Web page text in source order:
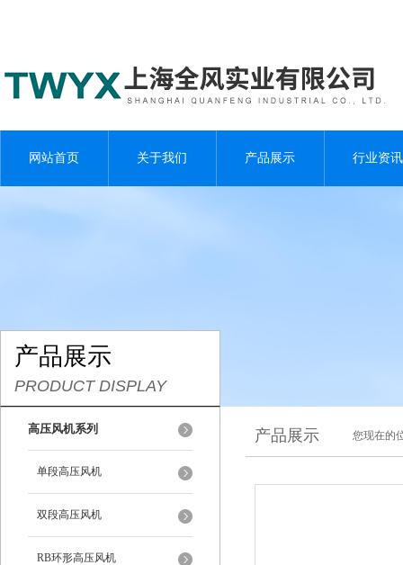
网站首页 关于我们 产品展示 行业资讯
产品展示
PRODUCT DISPLAY
高压风机系列
单段高压风机
双段高压风机
RB环形高压风机
产品展示 您现在的